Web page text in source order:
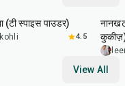
(टी स्पाइस पाउडर)
4.5
View All